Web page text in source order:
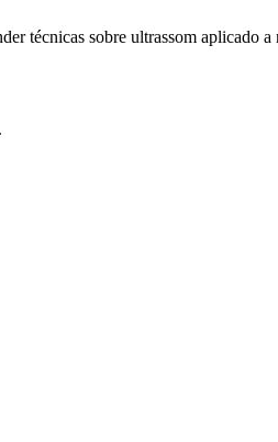
técnicas sobre ultrassom aplicado a
.